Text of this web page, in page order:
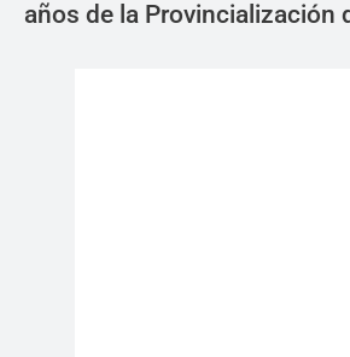
años de la Provincialización